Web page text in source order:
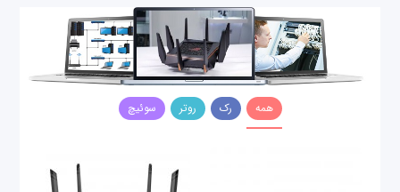
همه رک روتر سوئیچ